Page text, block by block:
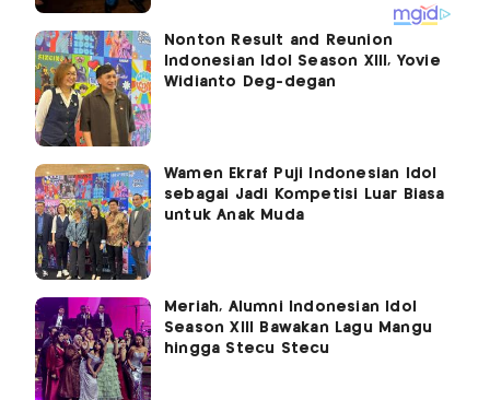
Nonton Result and Reunion
Indonesian Idol Season XIII, Yovie
Widianto Deg-degan
Wamen Ekraf Puji Indonesian Idol
sebagai Jadi Kompetisi Luar Biasa
untuk Anak Muda
Meriah, Alumni Indonesian Idol
Season XIII Bawakan Lagu Mangu
hingga Stecu Stecu